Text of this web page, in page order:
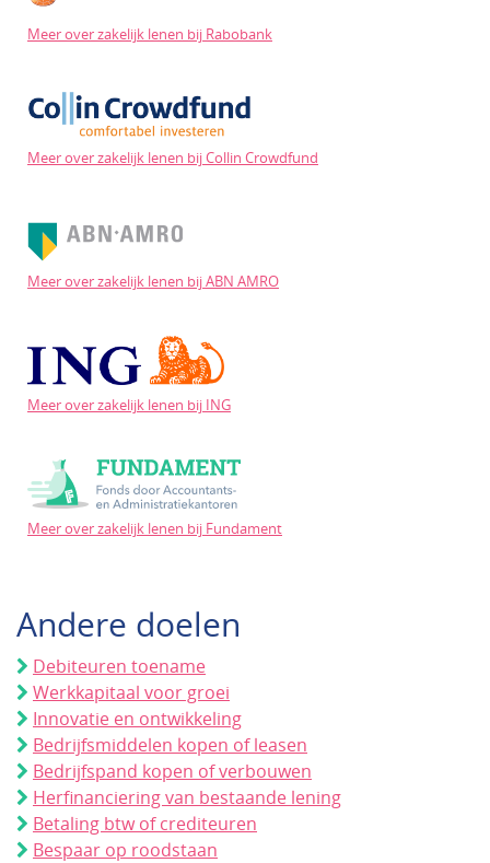
Meer over zakelijk lenen bij Rabobank
Meer over zakelijk lenen bij Collin Crowdfund
Meer over zakelijk lenen bij ABN AMRO
Meer over zakelijk lenen bij ING
Meer over zakelijk lenen bij Fundament
Andere doelen
Debiteuren toename
Werkkapitaal voor groei
Innovatie en ontwikkeling
Bedrijfsmiddelen kopen of leasen
Bedrijfspand kopen of verbouwen
Herfinanciering van bestaande lening
Betaling btw of crediteuren
Bespaar op roodstaan